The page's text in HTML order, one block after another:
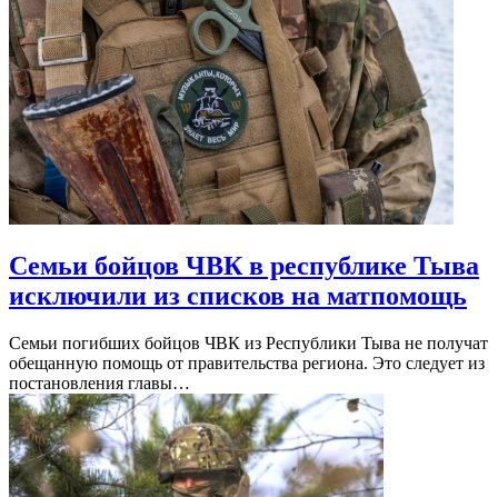
Семьи бойцов ЧВК в республике Тыва
исключили из списков на матпомощь
Семьи погибших бойцов ЧВК из Республики Тыва не получат
обещанную помощь от правительства региона. Это следует из
постановления главы…